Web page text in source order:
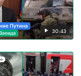
30:43